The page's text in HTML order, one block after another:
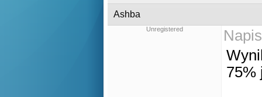
Ashba
Unregistered
75%